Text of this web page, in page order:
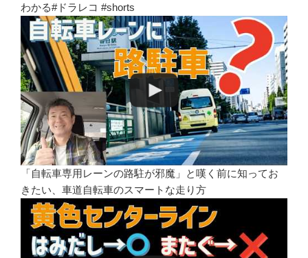
わかる#ドラレコ #shorts
「自転車専用レーンの路駐が邪魔」と嘆く前に知ってお
きたい、車道自転車のスマートな走り方